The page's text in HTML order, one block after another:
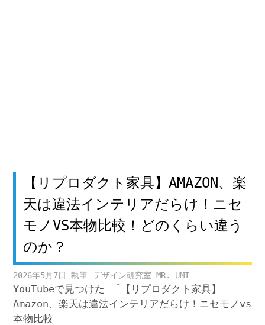
【リプロダクト家具】AMAZON、楽
天は違法インテリアだらけ！ニセ
モノVS本物比較！どのくらい違う
のか？
2026年5月7日 デザイン研究室 MR. UMI
YouTubeで見つけた 「【リプロダクト家具】
Amazon、楽天は違法インテリアだらけ！ニセモノvs
本物比較